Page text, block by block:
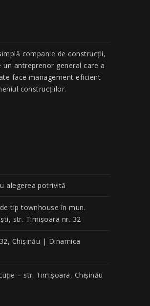
companie de construcţii,
un antreprenor general care a
face management eficient
construcțiilor.
alegerea potrivită
tip townhouse în mun.
str. Timișoara nr. 32
Chișinău | Dinamica
– str. Timișoara, Chișinău